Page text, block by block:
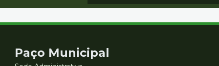
Contato
Paço Municipal